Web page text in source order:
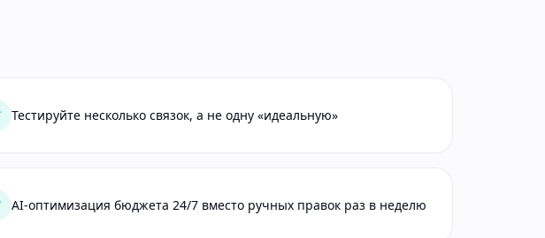
Тестируйте несколько связок, а не одну «идеальную»
AI-оптимизация бюджета 24/7 вместо ручных правок раз в неделю